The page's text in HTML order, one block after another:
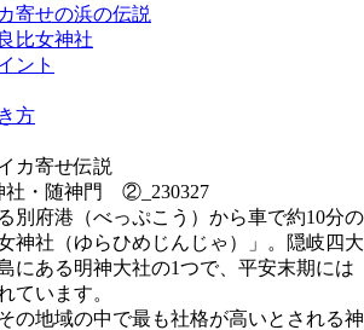
寄せの浜の伝説
比女神社
ント
方
カ寄せ伝説
別府港（べっぷこう）から車で約10分の
神社（ゆらひめじんじゃ）」。隠岐四大
にある明神大社の1つで、平安末期には
ています。
の地域の中で最も社格が高いとされる神